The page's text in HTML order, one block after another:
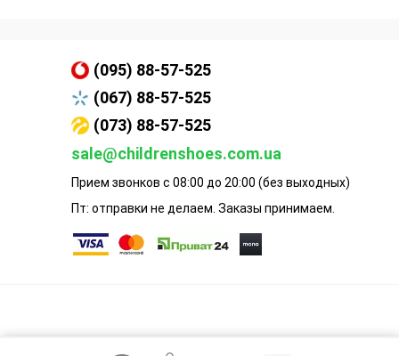
(095) 88-57-525
(067) 88-57-525
(073) 88-57-525
sale@childrenshoes.com.ua
Прием звонков с 08:00 до 20:00 (без выходных)
Пт: отправки не делаем. Заказы принимаем.